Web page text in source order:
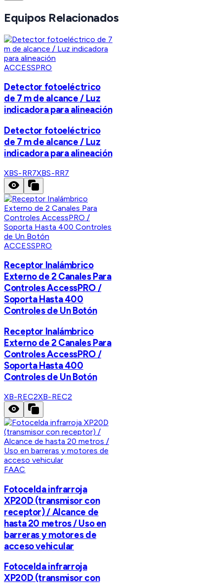
Equipos Relacionados
ACCESSPRO
Detector fotoeléctrico
de 7 m de alcance / Luz
indicadora para alineación
Detector fotoeléctrico
de 7 m de alcance / Luz
indicadora para alineación
XBS-RR7XBS-RR7
ACCESSPRO
Receptor Inalámbrico
Externo de 2 Canales Para
Controles AccessPRO /
Soporta Hasta 400
Controles de Un Botón
Receptor Inalámbrico
Externo de 2 Canales Para
Controles AccessPRO /
Soporta Hasta 400
Controles de Un Botón
XB-REC2XB-REC2
FAAC
Fotocelda infrarroja
XP20D (transmisor con
receptor) / Alcance de
hasta 20 metros / Uso en
barreras y motores de
acceso vehicular
Fotocelda infrarroja
XP20D (transmisor con